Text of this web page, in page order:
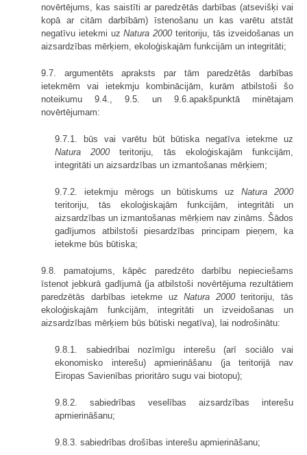
novērtējums, kas saistīti ar paredzētās darbības (atsevišķi vai
kopā ar citām darbībām) īstenošanu un kas varētu atstāt
negatīvu ietekmi uzNatura 2000 teritoriju, tās izveidošanas un
aizsardzības mērķiem, ekoloģiskajām funkcijām un integritāti;
9.7. argumentēts apraksts par tām paredzētās darbības
ietekmēm vai ietekmju kombinācijām, kurām atbilstoši šo
noteikumu 9.4., 9.5. un 9.6.apakšpunktā minētajam
novērtējumam:
9.7.1. būs vai varētu būt būtiska negatīva ietekme uz
Natura 2000 teritoriju, tās ekoloģiskajām funkcijām,
integritāti un aizsardzības un izmantošanas mērķiem;
9.7.2. ietekmju mērogs un būtiskums uzNatura 2000
teritoriju, tās ekoloģiskajām funkcijām, integritāti un
aizsardzības un izmantošanas mērķiem nav zināms. Šādos
gadījumos atbilstoši piesardzības principam pieņem, ka
ietekme būs būtiska;
9.8. pamatojums, kāpēc paredzēto darbību nepieciešams
īstenot jebkurā gadījumā (ja atbilstoši novērtējuma rezultātiem
paredzētās darbības ietekme uzNatura 2000teritoriju, tās
ekoloģiskajām funkcijām, integritāti un izveidošanas un
aizsardzības mērķiem būs būtiski negatīva), lai nodrošinātu:
9.8.1. sabiedrībai nozīmīgu interešu (arī sociālo vai
ekonomisko interešu) apmierināšanu (ja teritorijā nav
Eiropas Savienības prioritāro sugu vai biotopu);
9.8.2. sabiedrības veselības aizsardzības interešu
apmierināšanu;
9.8.3. sabiedrības drošības interešu apmierināšanu;